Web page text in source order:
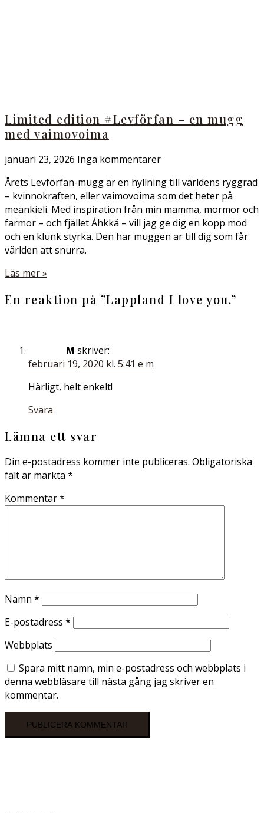
Limited edition #Levförfan – en mugg
med vaimovoima
januari 23, 2026 Inga kommentarer
Årets Levförfan-mugg är en hyllning till världens ryggrad
– kvinnokraften, eller vaimovoima som det heter på
meänkieli. Med inspiration från min mamma, mormor och
farmor – och fjället Áhkká – vill jag ge dig en kopp mod
och en klunk styrka. Den här muggen är till dig som får
världen att snurra.
Läs mer »
En reaktion på ”Lappland I love you.”
M skriver:
februari 19, 2020 kl. 5:41 e m
Härligt, helt enkelt!
Svara
Lämna ett svar
Din e-postadress kommer inte publiceras. Obligatoriska
fält är märkta *
Kommentar*
Namn *
E-postadress *
Webbplats
Spara mitt namn, min e-postadress och webbplats i
denna webbläsare till nästa gång jag skriver en
kommentar.